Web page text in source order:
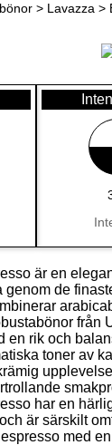
> Lavazza >
är en
genom de
från
en rik och
toner av
har en
är särskilt
med